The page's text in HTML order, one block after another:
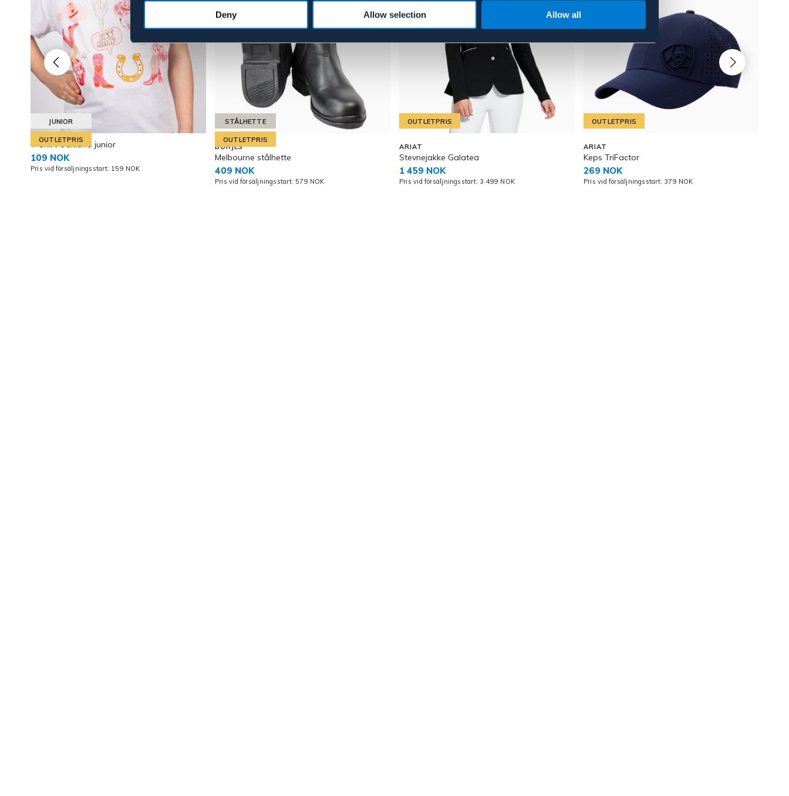
Deny Allow selection Allow all
JUNIOR
OUTLETPRIS
T-Shirt Oakland junior
109 NOK
Pris vid försäljningsstart: 159 NOK
STÅLHETTE
OUTLETPRIS
BÖRJES
Melbourne stålhette
409 NOK
Pris vid försäljningsstart: 579 NOK
OUTLETPRIS
ARIAT
Stevnejakke Galatea
1 459 NOK
Pris vid försäljningsstart: 3 499 NOK
OUTLETPRIS
ARIAT
Keps TriFactor
269 NOK
Pris vid försäljningsstart: 379 NOK